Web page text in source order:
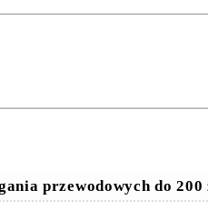
przewodowych do 200